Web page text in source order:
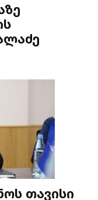
თავისი